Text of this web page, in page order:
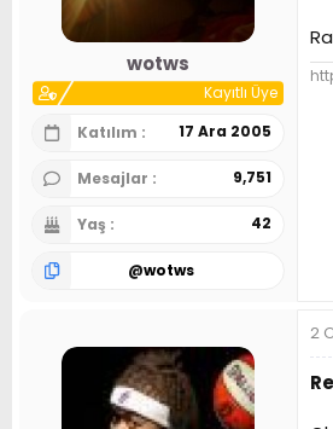
wotws
Kayıtlı Üye
Katılım
17 Ara 2005
Mesajlar 9,751
Yaş 42
@wotws
2